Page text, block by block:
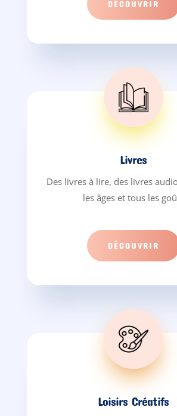
DÉCOUVRIR
Livres
Des livres à lire, des livres
les âges et tous les
DÉCOUVRIR
Loisirs Créatifs